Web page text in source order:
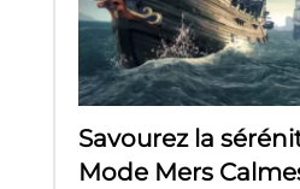
Savourez la
Mode Mers